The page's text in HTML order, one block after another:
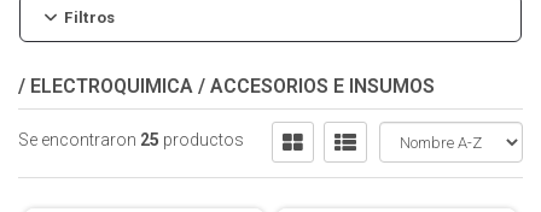
Filtros
/ ELECTROQUIMICA / ACCESORIOS E INSUMOS
Se encontraron 25 productos